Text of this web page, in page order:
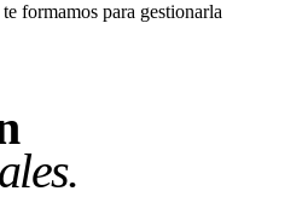
formamos para gestionarla